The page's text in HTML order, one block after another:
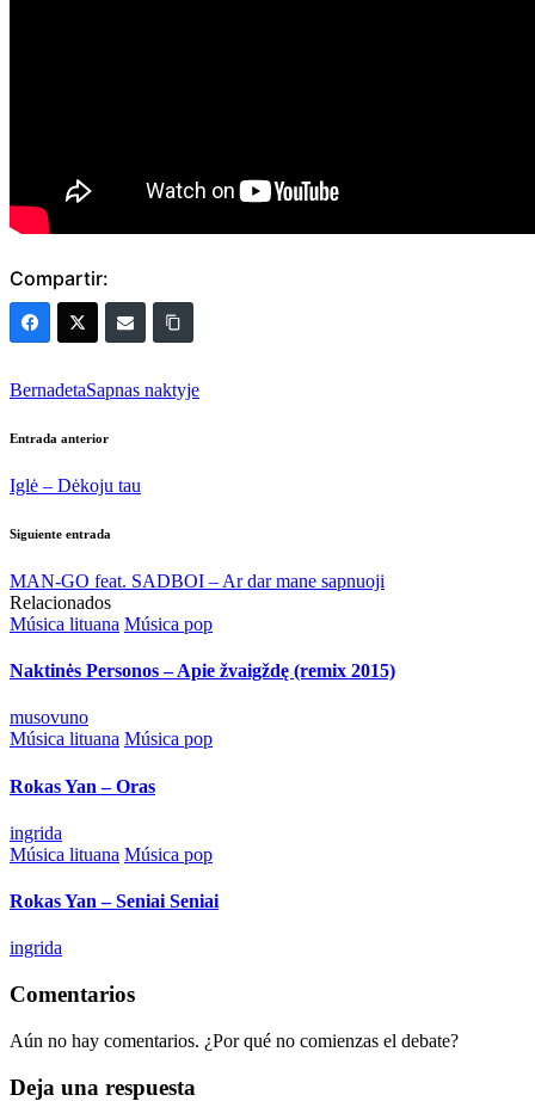
Compartir:
Etiquetas:
BernadetaSapnas naktyje
Navegación
de
Entrada anterior
Iglė – Dėkoju tau
Siguiente entrada
MAN-GO feat. SADBOI – Ar dar mane sapnuoji
Relacionados
Publicado
Música lituana Música pop
Naktinės Personos – Apie žvaigždę (remix 2015)
Publicado
por
musovuno
Publicado
Música lituana Música pop
Rokas Yan – Oras
Publicado
por
ingrida
Publicado
Música lituana Música pop
Rokas Yan – Seniai Seniai
Publicado
ingrida
Comentarios
Aún no hay comentarios. ¿Por qué no comienzas el debate?
Deja una respuesta